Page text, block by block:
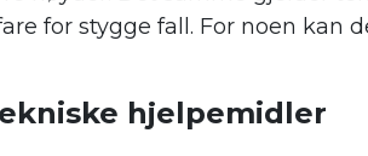
for stygge fall. For noen kan
hjelpemidler